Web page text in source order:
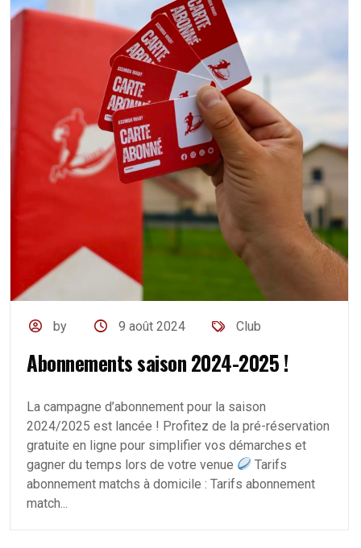
by 9 août 2024 Club
Abonnements saison 2024-2025 !
La campagne d’abonnement pour la saison
2024/2025 est lancée ! Profitez de la pré-réservation
gratuite en ligne pour simplifier vos démarches et
gagner du temps lors de votre venue
Tarifs
abonnement matchs à domicile : Tarifs abonnement
match...